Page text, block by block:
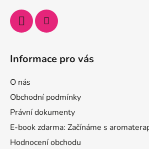
Informace pro vás
O nás
Obchodní podmínky
Právní dokumenty
E-book zdarma: Začínáme s
Hodnocení obchodu